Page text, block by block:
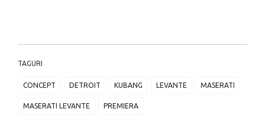
TAGURI
CONCEPT DETROIT KUBANG LEVANTE MASERATI
MASERATI LEVANTE PREMIERA